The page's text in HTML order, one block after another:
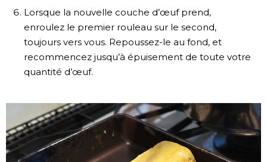
Lorsque la nouvelle couche d’œuf prend,
enroulez le premier rouleau sur le second,
toujours vers vous. Repoussez-le au fond, et
recommencez jusqu’à épuisement de toute votre
quantité d’œuf.